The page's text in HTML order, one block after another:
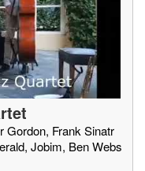
Gordon, Frank Sinatr
Jobim, Ben Webs